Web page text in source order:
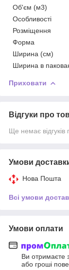
Об'єм (м3)
Особливості
Розміщення
Форма
Ширина (см)
Ширина в
Приховати
Відгуки про
Ще немає відгуків
Умови
Нова Пошта
Всі умови
Умови оплати
Ви отримаєте
або гроші